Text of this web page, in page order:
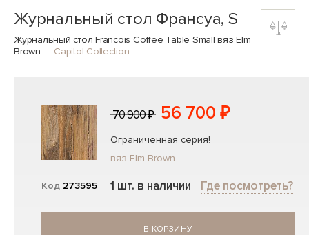
Журнальный стол Франсуа, S
Журнальный стол Francois Coffee Table Small вяз Elm
Brown — Capitol Collection
Код 273595
70 900 ₽ 56 700 ₽
Ограниченная серия!
вяз Elm Brown
1 шт. в наличии Где посмотреть?
В КОРЗИНУ